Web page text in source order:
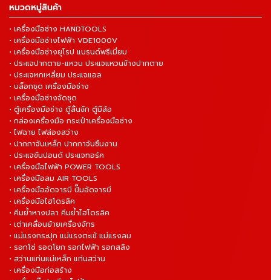
หมวดหมู่สินค้า
• เครื่องมือช่าง HANDTOOLS
• เครื่องมือช่างไฟฟ้า VDE1000V
• เครื่องมือช่างยุโรป แบรนด์พรีเมี่ยม
• ประแจปากตาย-แหวน ประแจแหวนข้างปากตาย
• ประแจหกเหลี่ยม ประแจแอล
• บล็อกชุด เครื่องมือช่าง
• เครื่องมือช่างจัดชุด
• ตู้เครื่องมือช่าง ตู้ลิ้นชัก ตู้มีล้อ
• กล่องเครื่องมือ กระเป๋าเครื่องมือช่าง
• ไฟฉาย ไฟส่องสว่าง
• ปากกาจับเหล็ก ปากกาจับชิ้นงาน
• ประแจขันปอนด์ ประแจทอร์ค
• เครื่องมือไฟฟ้า POWER TOOLS
• เครื่องมือลม AIR TOOLS
• เครื่องมืออัดจารบี ปั๊มอัดจารบี
• เครื่องมือไฮโดรลิค
• คีมย้ำหางปลา คีมย้ำไฮโดรลิค
• เต่าเคลื่อนย้ายเครื่องจักร
• แม่แรงกระปุก แม่แรงตะเข้ แม่แรงลม
• รอกโซ่ รอดโยก รอกไฟฟ้า รอกสลิง
• สว่านแท่นแม่เหล็ก แท่นสว่าน
• เครื่องมือก่อสร้าง